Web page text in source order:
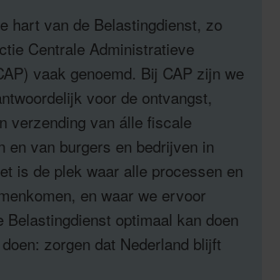
hart van de Belastingdienst, zo
Centrale Administratieve
vaak genoemd. Bij CAP zijn we
voor de ontvangst,
verzending van álle fiscale
en van burgers en bedrijven in
is de plek waar alle processen en
en waar we ervoor
Belastingdienst optimaal kan doen
zorgen dat Nederland blijft